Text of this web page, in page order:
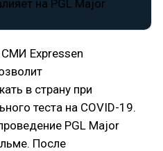
Expressen
в страну при
теста на COVID-19.
PGL Major
После